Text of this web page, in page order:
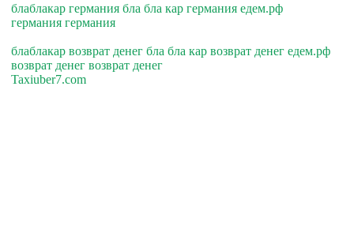
блаблакар германия бла бла кар германия едем.рф
германия германия
блаблакар возврат денег бла бла кар возврат денег едем.рф
возврат денег возврат денег
Taxiuber7.com